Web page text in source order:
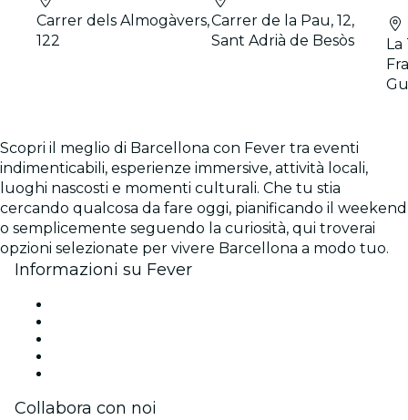
Carrer dels Almogàvers,
122
Carrer de la Pau, 12,
Sant Adrià de Besòs
Scopri il meglio di Barcellona con Fever tra eventi
indimenticabili, esperienze immersive, attività locali,
luoghi nascosti e momenti culturali. Che tu stia
cercando qualcosa da fare oggi, pianificando il weekend
o semplicemente seguendo la curiosità, qui troverai
opzioni selezionate per vivere Barcellona a modo tuo.
Informazioni su Fever
Collabora con noi